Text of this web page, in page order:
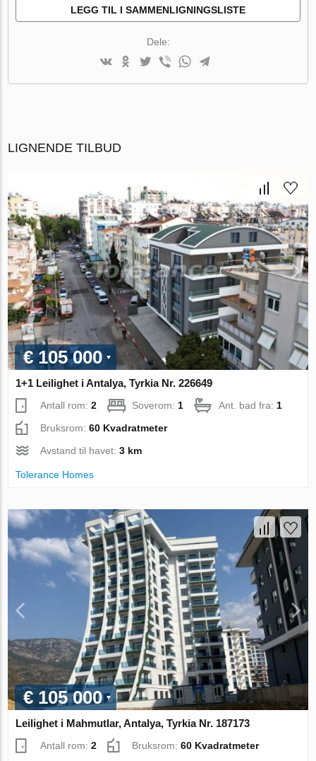
LEGG TIL I SAMMENLIGNINGSLISTE
Dele:
LIGNENDE TILBUD
€ 105 000
1+1 Leilighet i Antalya, Tyrkia Nr. 226649
Antall rom:2 Soverom:1 Ant. bad fra:1
Bruksrom:60 Kvadratmeter
Avstand til havet:3 km
Tolerance Homes
€ 105 000
Leilighet i Mahmutlar, Antalya, Tyrkia Nr. 187173
Antall rom:2 Bruksrom:60 Kvadratmeter